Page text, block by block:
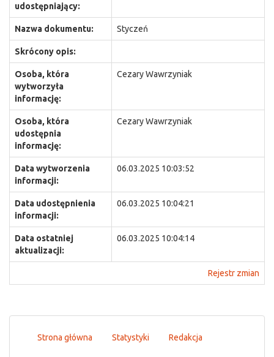
udostępniający:
Nazwa dokumentu: Styczeń
Skrócony opis:
Osoba, która
wytworzyła
informację:
Cezary Wawrzyniak
Osoba, która
udostępnia
informację:
Cezary Wawrzyniak
Data wytworzenia
informacji:
06.03.2025 10:03:52
Data udostępnienia
informacji:
06.03.2025 10:04:21
Data ostatniej
aktualizacji:
06.03.2025 10:04:14
Rejestr zmian
Strona główna Statystyki Redakcja